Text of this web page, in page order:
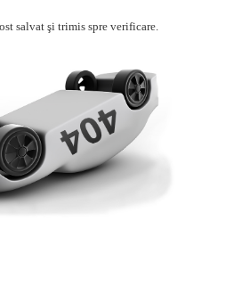
salvat şi trimis spre verificare.